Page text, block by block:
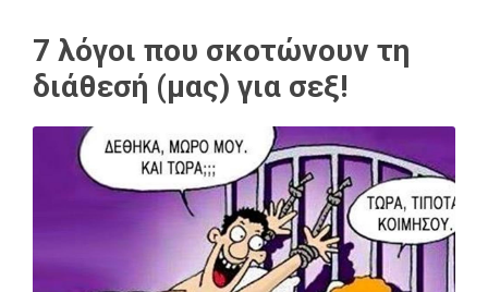
7 λόγοι που σκοτώνουν τη
διάθεσή (μας) για σεξ!